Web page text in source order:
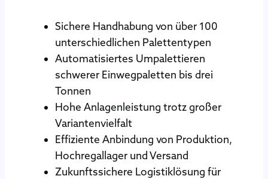
Sichere Handhabung von über 100
unterschiedlichen Palettentypen
Automatisiertes Umpalettieren
schwerer Einwegpaletten bis drei
Tonnen
Hohe Anlagenleistung trotz großer
Variantenvielfalt
Effiziente Anbindung von Produktion,
Hochregallager und Versand
Zukunftssichere Logistiklösung für